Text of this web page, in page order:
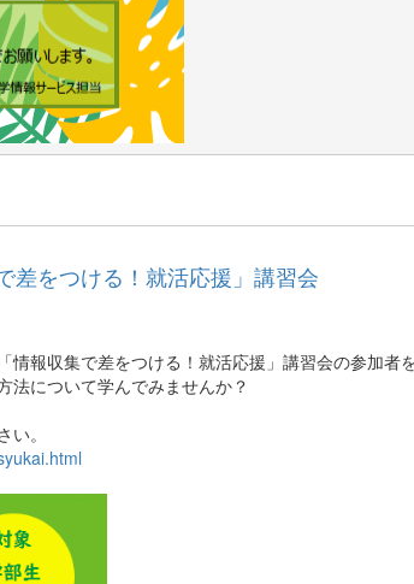
差をつける！就活応援」講習会
情報収集で差をつける！就活応援」講習会の参加者
法について学んでみませんか？
。